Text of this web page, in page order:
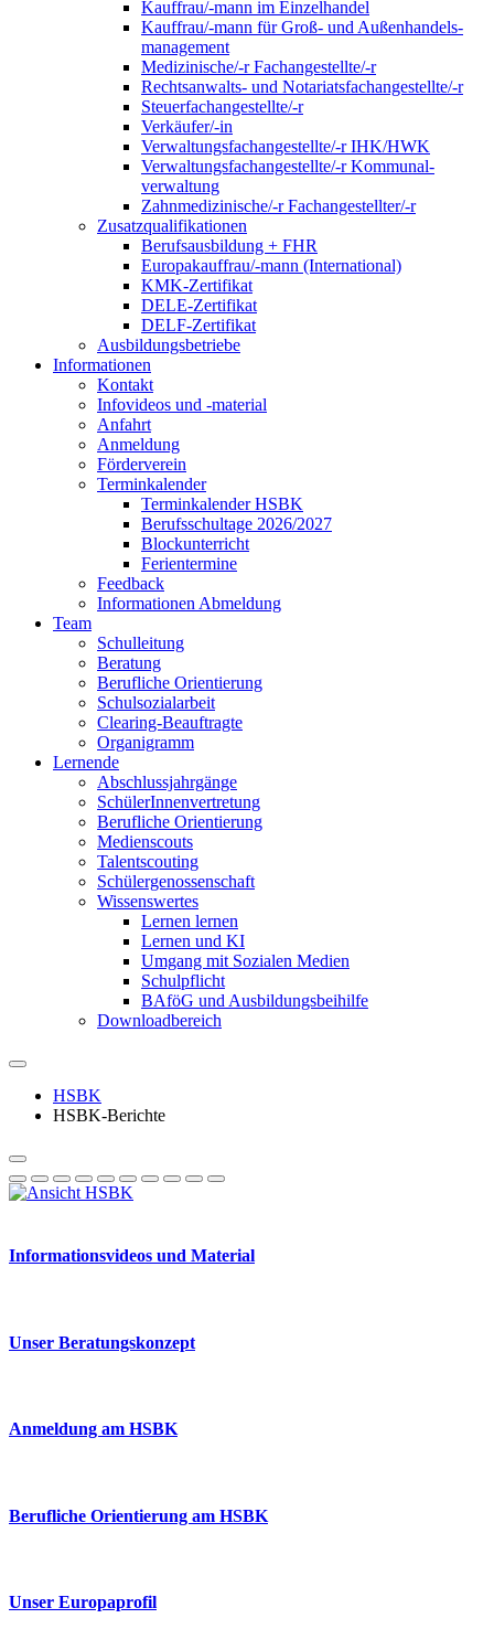
Kauffrau/-mann im Einzelhandel
Kauffrau/-mann für Groß- und Außen­handels­
manage­ment
Medizinische/-r Fachangestellte/-r
Rechtsanwalts- und Notariatsfachangestellte/-r
Steuerfachangestellte/-r
Verkäufer/-in
Verwaltungs­fach­angestellte/-r IHK/HWK
Verwaltungsfach­angestellte/-r Kommunal­
verwaltung
Zahnmedizinische/-r Fachangestellter/-r
Zusatzqualifikationen
Berufsausbildung + FHR
Europakauffrau/-mann (International)
KMK-Zertifikat
DELE-Zertifikat
DELF-Zertifikat
Ausbildungsbetriebe
Informationen
Kontakt
Infovideos und -material
Anfahrt
Anmeldung
Förderverein
Terminkalender
Terminkalender HSBK
Berufsschultage 2026/2027
Blockunterricht
Ferientermine
Feedback
Informationen Abmeldung
Team
Schulleitung
Beratung
Berufliche Orientierung
Schulsozialarbeit
Clearing-Beauftragte
Organigramm
Lernende
Abschlussjahrgänge
SchülerInnenvertretung
Berufliche Orientierung
Medienscouts
Talentscouting
Schüler­genossen­schaft
Wissenswertes
Lernen lernen
Lernen und KI
Umgang mit Sozialen Medien
Schulpflicht
BAföG und Ausbildungsbeihilfe
Downloadbereich
HSBK
HSBK-Berichte
Informationsvideos und Material
Unser Beratungskonzept
Anmeldung am HSBK
Berufliche Orientierung am HSBK
Unser Europaprofil